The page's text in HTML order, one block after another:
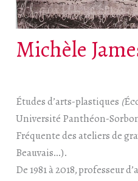
Michèle
Études d’arts-plastiques (
Université Panthéon-
Fréquente des ateliers de
Beauvais…).
De 1981 à 2018, professeur